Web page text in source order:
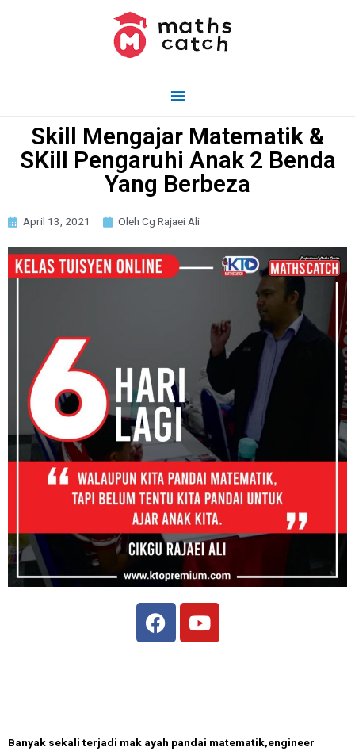
Skill Mengajar Matematik &
SKill Pengaruhi Anak 2 Benda
Yang Berbeza
April 13, 2021 Oleh Cg Rajaei Ali
Banyak sekali terjadi mak ayah pandai matematik,engineer